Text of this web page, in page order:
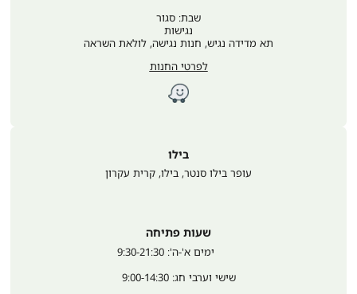
שבת: סגור
נגישות
תא מדידה נגיש, חנות נגישה, לולאת השראה
לפרטי החנות
בילו
עופר בילו סנטר, בילו, קרית עקרון
שעות פתיחה
שישי וערבי חג: 9:00-14:30